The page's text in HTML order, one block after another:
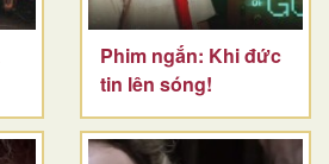
Phim ngắn: Khi đức
tin lên sóng!